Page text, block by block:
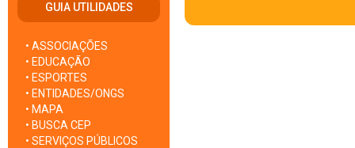
GUIA UTILIDADES
• ASSOCIAÇÕES
• EDUCAÇÃO
• ESPORTES
• ENTIDADES/ONGS
• MAPA
• BUSCA CEP
• SERVIÇOS PÚBLICOS